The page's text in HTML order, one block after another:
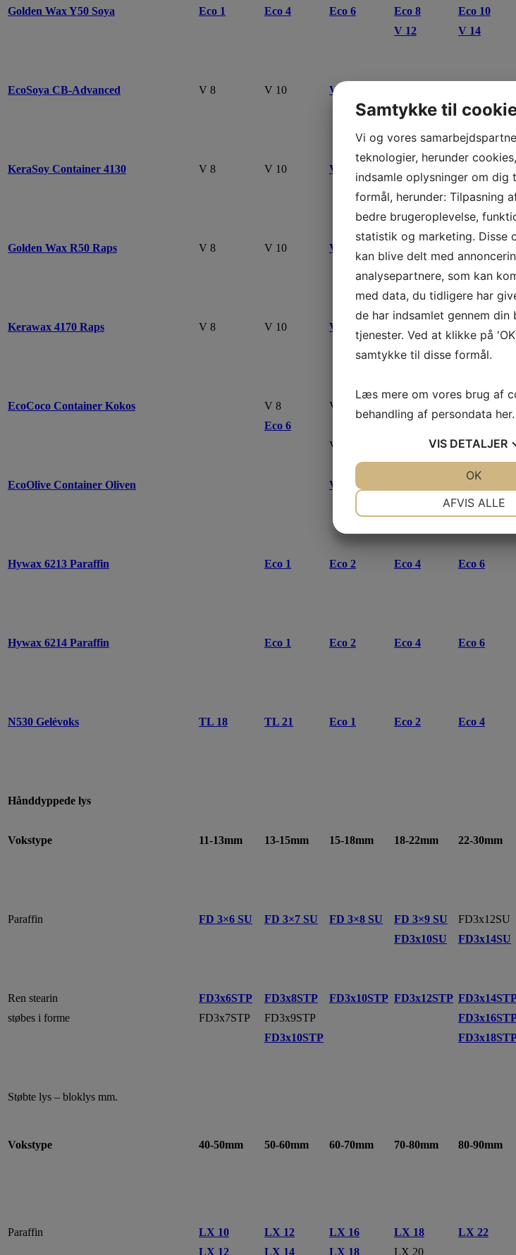
Golden Wax Y50 Soya Eco 1 Eco 4 Eco 6 Eco 8
Eco 10
V 12
V 14
EcoSoya CB-Advanced V 8 V 10 V 12
Stabilo 20
KeraSoy Container 4130 V 8 V 10 V 12
Golden Wax R50 Raps V 8 V 10 V 12
Kerawax 4170 Raps V 8 V 10 V 12
EcoCoco Container Kokos V 8 V 10
Eco 6
VRL 14
VRL 16
EcoOlive Container Oliven V 12
Hywax 6213 Paraffin Eco 1 Eco 2 Eco 4 Eco 6
Hywax 6214 Paraffin Eco 1 Eco 2 Eco 4 Eco 6
N530 Gelévoks TL 18 TL 21 Eco 1 Eco 2 Eco 4
Hånddyppede lys
Vokstype 11-13mm 13-15mm 15-18mm 18-22mm 22-30mm
Paraffin FD 3×6 SU FD 3×7 SU FD 3×8 SU FD 3×9 SU
FD3x12SU
FD3x10SU
FD3x14SU
Ren stearin FD3x6STP FD3x8STP FD3x10STP FD3x12STP
støbes i forme
FD3x7STP FD3x9STP
FD3x10STP
Støbte lys – bloklys mm.
Vokstype 40-50mm 50-60mm 60-70mm 70-80mm 80-90mm
Paraffin LX 10 LX 12 LX 16 LX 18
LX 22
LX 12
LX 14 LX 18 LX 20
Samtykke til
Vi og vores
teknologier, herunder
indsamle oplysninger om dig
formål, herunder: Tilpasning
bedre brugeroplevelse,
statistik og marketing. Disse
kan blive delt med
analysepartnere, som kan
med data, du tidligere har
de har indsamlet gennem din
tjenester. Ved at klikke på
samtykke til disse formål.
Læs mere om vores brug af
behandling af persondata her.
VIS DETALJER
AFVIS ALLE
OK